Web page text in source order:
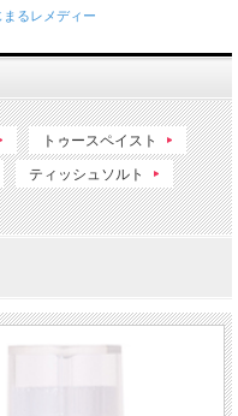
るレメディー
トゥースペイスト
ティッシュソルト